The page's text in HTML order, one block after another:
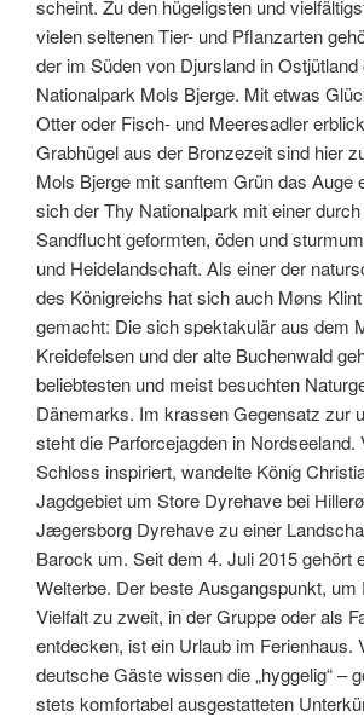
scheint. Zu den hügeligsten und
vielen seltenen Tier- und Pflanzarten
der im Süden von Djursland in Ostjütland
Nationalpark Mols Bjerge. Mit etwas
Otter oder Fisch- und Meeresadler
Grabhügel aus der Bronzezeit sind hier
Mols Bjerge mit sanftem Grün das Auge
sich der Thy Nationalpark mit einer
Sandflucht geformten, öden und
und Heidelandschaft. Als einer der
des Königreichs hat sich auch Møns
gemacht: Die sich spektakulär aus dem
Kreidefelsen und der alte Buchenwald
beliebtesten und meist besuchten
Dänemarks. Im krassen Gegensatz zur
steht die Parforcejagden in Nordseeland.
Schloss inspiriert, wandelte König
Jagdgebiet um Store Dyrehave bei
Jægersborg Dyrehave zu einer
Barock um. Seit dem 4. Juli 2015 gehört
Welterbe. Der beste Ausgangspunkt, um
Vielfalt zu zweit, in der Gruppe oder als
entdecken, ist ein Urlaub im Ferienhaus.
deutsche Gäste wissen die „hyggelig“ –
stets komfortabel ausgestatteten